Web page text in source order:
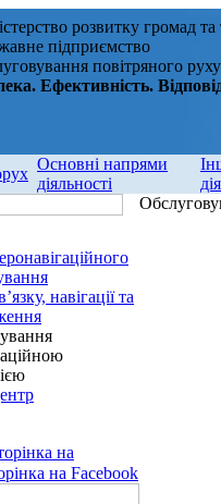
розвитку громад та
підприємство
повітряного
Ефективність.
Основні напрями
діяльності
навігації та
на